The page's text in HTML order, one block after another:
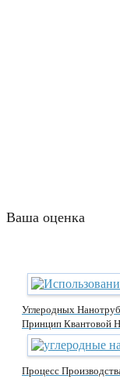
Ваша оценка
Углеродных
Принцип Квантовой
Процесс